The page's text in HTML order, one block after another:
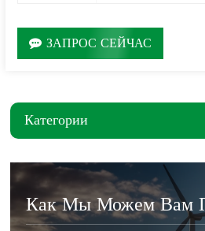
ЗАПРОС СЕЙЧАС
Категории
Как Мы Можем Вам